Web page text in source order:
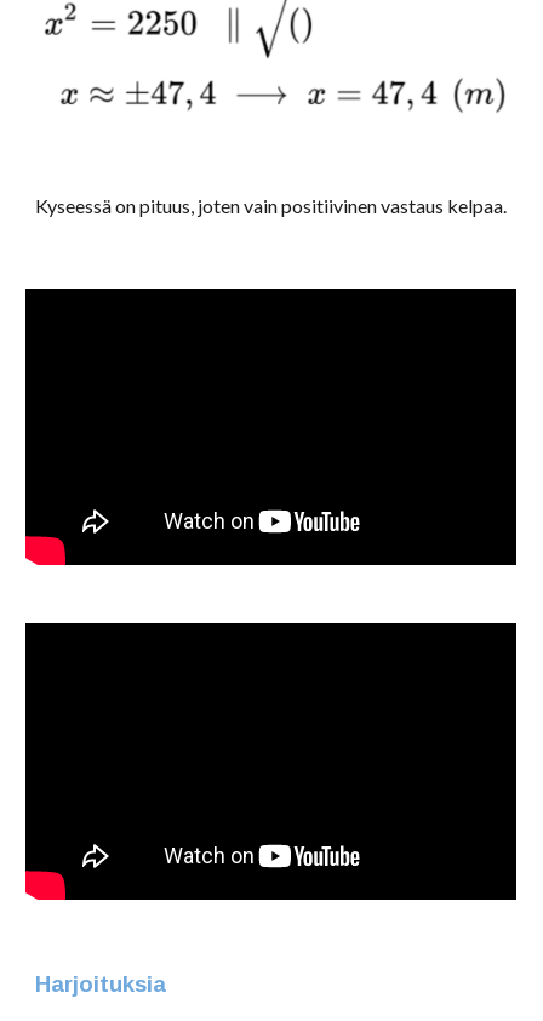
Kyseessä on pituus, joten vain positiivinen vastaus kelpaa.
Harjoituksia